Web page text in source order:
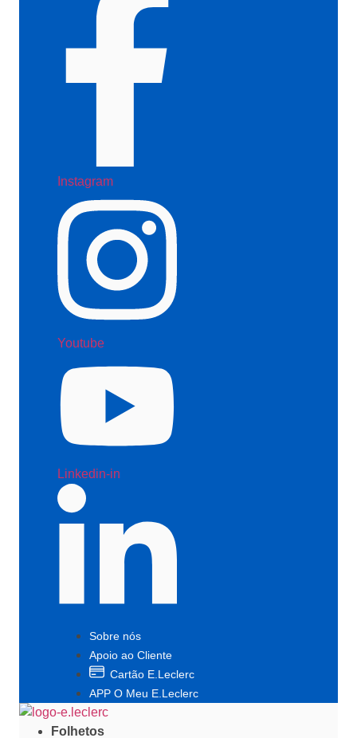
Instagram
Youtube
Linkedin-in
Sobre nós
Apoio ao Cliente
Cartão E.Leclerc
APP O Meu E.Leclerc
Folhetos